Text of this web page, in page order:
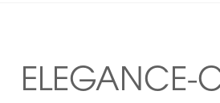
ELEGANCE-